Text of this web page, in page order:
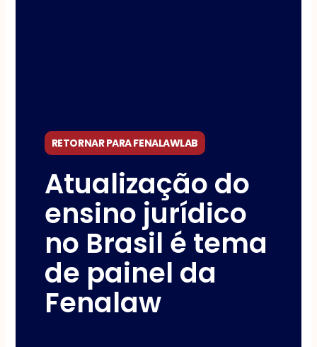
RETORNAR PARA FENALAWLAB
Atualização do
ensino jurídico
no Brasil é tema
de painel da
Fenalaw